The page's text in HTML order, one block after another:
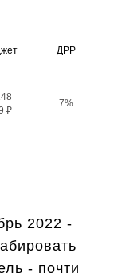
ДРР
₽
7%
2022 -
- почти